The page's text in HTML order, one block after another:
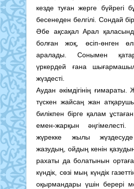
кезде туған жерге бүйрегі
бесенеден белгілі. Сондай
Әбе ақсақал Арал
болған жоқ, өсіп-өнген
аралады. Сонымен
үркердей ғана
жүздесті.
Аудан әкімдігінің
түскен жайсаң жан
билікпен бірге қалам
емен-жарқын
жүрекке жылы жүздесуде
жазудың, ойдың кенін
рахаты да болатынын
күндік, сөзі мың күндік
оқырмандары үшін берері